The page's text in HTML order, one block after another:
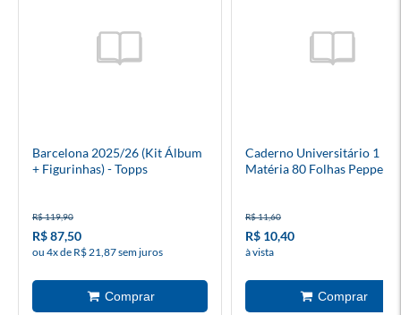
Barcelona 2025/26 (Kit Álbum
+ Figurinhas) - Topps
R$ 119,90
R$ 87,50
ou 4x de R$ 21,87 sem juros
Caderno Universitário 1
Matéria 80 Folhas Pepper
R$ 11,60
R$ 10,40
à vista